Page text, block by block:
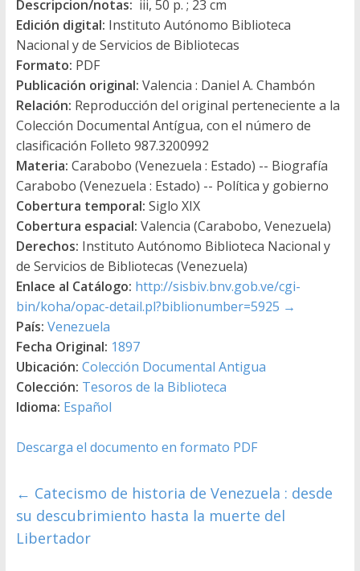
Descripcion/notas: iii, 50 p. ; 23 cm
Edición digital: Instituto Autónomo Biblioteca
Nacional y de Servicios de Bibliotecas
Formato: PDF
Publicación original: Valencia : Daniel A. Chambón
Relación: Reproducción del original perteneciente a la
Colección Documental Antígua, con el número de
clasificación Folleto 987.3200992
Materia: Carabobo (Venezuela : Estado) -- Biografía
Carabobo (Venezuela : Estado) -- Política y gobierno
Cobertura temporal: Siglo XIX
Cobertura espacial: Valencia (Carabobo, Venezuela)
Derechos: Instituto Autónomo Biblioteca Nacional y
de Servicios de Bibliotecas (Venezuela)
Enlace al Catálogo: http://sisbiv.bnv.gob.ve/cgi-
bin/koha/opac-detail.pl?biblionumber=5925 →
País: Venezuela
Fecha Original: 1897
Ubicación: Colección Documental Antigua
Colección: Tesoros de la Biblioteca
Idioma: Español
Descarga el documento en formato PDF
← Catecismo de historia de Venezuela : desde
su descubrimiento hasta la muerte del
Libertador